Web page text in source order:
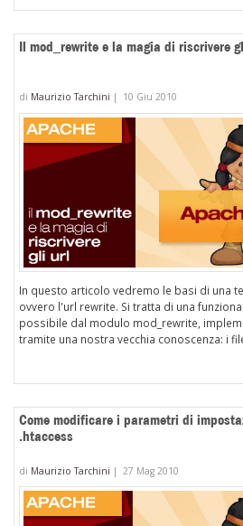
Il mod_rewrite e la magia di riscrivere
di Maurizio Tarchini | 10 Giu 2010
In questo articolo vedremo le basi di una
ovvero l'url rewrite. Si tratta di una
possibile dal modulo mod_rewrite,
tramite una nostra vecchia conoscenza: i
Come modificare i parametri di
.htaccess
di Maurizio Tarchini | 27 Mag 2010